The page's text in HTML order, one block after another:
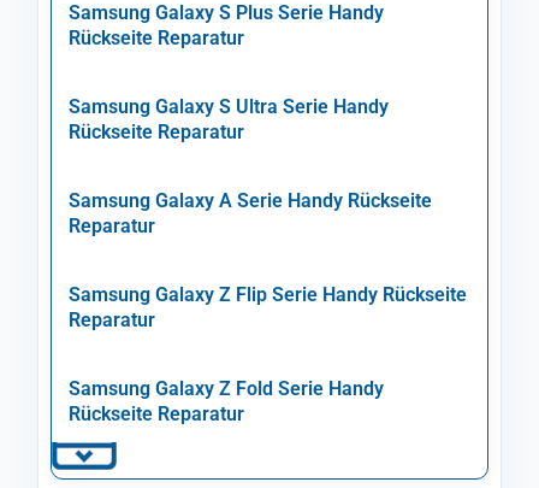
Samsung Galaxy S Plus Serie Handy
Rückseite Reparatur
Samsung Galaxy S Ultra Serie Handy
Rückseite Reparatur
Samsung Galaxy A Serie Handy Rückseite
Reparatur
Samsung Galaxy Z Flip Serie Handy Rückseite
Reparatur
Samsung Galaxy Z Fold Serie Handy
Rückseite Reparatur